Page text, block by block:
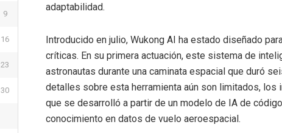
adaptabilidad.
Introducido en julio, Wukong AI ha estado diseñado
críticas. En su primera actuación, este sistema de
astronautas durante una caminata espacial que duró
detalles sobre esta herramienta aún son limitados,
que se desarrolló a partir de un modelo de IA de
conocimiento en datos de vuelo aeroespacial.
9
16
23
30